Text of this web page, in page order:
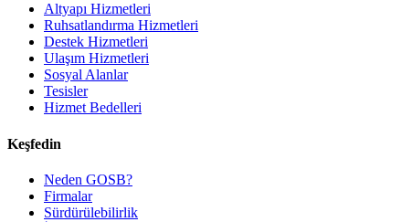
Altyapı Hizmetleri
Ruhsatlandırma Hizmetleri
Destek Hizmetleri
Ulaşım Hizmetleri
Sosyal Alanlar
Tesisler
Hizmet Bedelleri
Keşfedin
Neden GOSB?
Firmalar
Sürdürülebilirlik